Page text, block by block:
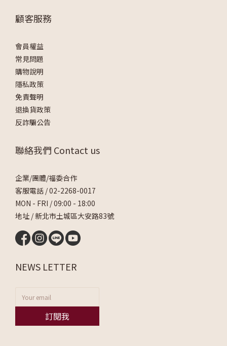
顧客服務
會員權益
常見問題
購物說明
隱私政策
免責聲明
退換貨政策
反詐騙公告
聯絡我們 Contact us
企業/團體/福委合作
客服電話 /02-2268-0017
MON - FRI / 09:00 - 18:00
地址 / 新北市土城區大安路83號
NEWS LETTER
訂閱我